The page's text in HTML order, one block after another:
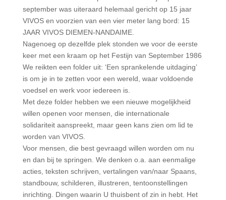
september was uiteraard helemaal gericht op 15 jaar
VIVOS en voorzien van een vier meter lang bord: 15
JAAR VIVOS DIEMEN-NANDAIME.
Nagenoeg op dezelfde plek stonden we voor de eerste
keer met een kraam op het Festijn van September 1986
We reikten een folder uit: ‘Een sprankelende uitdaging’
is om je in te zetten voor een wereld, waar voldoende
voedsel en werk voor iedereen is.
Met deze folder hebben we een nieuwe mogelijkheid
willen openen voor mensen, die internationale
solidariteit aanspreekt, maar geen kans zien om lid te
worden van VIVOS.
Voor mensen, die best gevraagd willen worden om nu
en dan bij te springen. We denken o.a. aan eenmalige
acties, teksten schrijven, vertalingen van/naar Spaans,
standbouw, schilderen, illustreren, tentoonstellingen
inrichting. Dingen waarin U thuisbent of zin in hebt. Het